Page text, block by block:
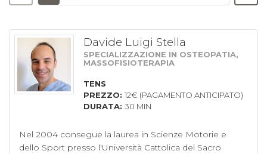
Davide Luigi Stella
SPECIALIZZAZIONE IN OSTEOPATIA,
MASSOFISIOTERAPIA
TENS
PREZZO: 12€ (PAGAMENTO ANTICIPATO)
DURATA: 30 MIN
Nel 2004 consegue la laurea in Scienze Motorie e
dello Sport presso l'Università Cattolica del Sacro